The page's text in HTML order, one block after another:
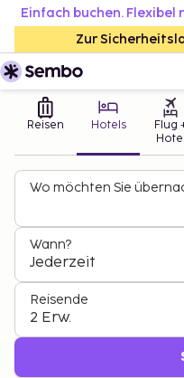
Einfach buchen. Flexibel
Zur
Reisen Hotels
Flug
Hotel
Wo möchten Sie
Wann?
Jederzeit
Reisende
2 Erw.